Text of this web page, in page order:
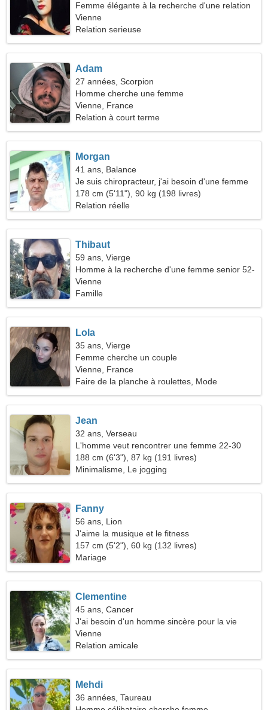
Femme élégante à la recherche d'une relation
Vienne
Relation serieuse
Adam
27 années, Scorpion
Homme cherche une femme
Vienne, France
Relation à court terme
Morgan
41 ans, Balance
Je suis chiropracteur, j'ai besoin d'une femme
sensuelle
178 cm (5'11"), 90 kg (198 livres)
Relation réelle
Thibaut
59 ans, Vierge
Homme à la recherche d'une femme senior 52-
55
Vienne
Famille
Lola
35 ans, Vierge
Femme cherche un couple
Vienne, France
Faire de la planche à roulettes, Mode
Jean
32 ans, Verseau
L'homme veut rencontrer une femme 22-30
188 cm (6'3"), 87 kg (191 livres)
Minimalisme, Le jogging
Fanny
56 ans, Lion
J'aime la musique et le fitness
157 cm (5'2"), 60 kg (132 livres)
Mariage
Clementine
45 ans, Cancer
J'ai besoin d'un homme sincère pour la vie
Vienne
Relation amicale
Mehdi
36 années, Taureau